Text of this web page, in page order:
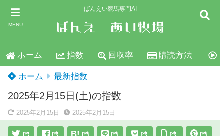
MENU
ばんえい競馬専門AI
ホーム 指数 回収率 購読方法
ホーム 最新指数
2025年2月15日(土)の指数
2025年2月15日 2025年2月15日
B!